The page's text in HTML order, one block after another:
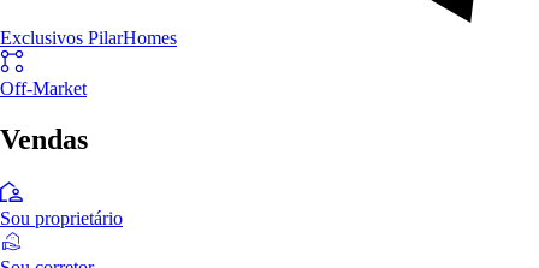
Exclusivos PilarHomes
Off-Market
Vendas
Sou proprietário